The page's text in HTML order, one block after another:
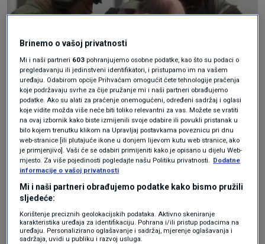
U Drnišu je danas održana komemoracija za
Luku Milovca. Od mladog Luke oprostili su se
članovi obitelji, prijatelji, profesori i brojni
građani koji su došli izraziti posljednju počast i
podršku njegovim najbližima.
Brinemo o vašoj privatnosti
Mi i naši partneri 603 pohranjujemo osobne podatke, kao što su podaci o
pregledavanju ili jedinstveni identifikatori, i pristupamo im na vašem
uređaju. Odabirom opcije Prihvaćam omogućit ćete tehnologije praćenja
koje podržavaju svrhe za čije pružanje mi i naši partneri obrađujemo
podatke. Ako su alati za praćenje onemogućeni, određeni sadržaj i oglasi
koje vidite možda više neće biti toliko relevantni za vas. Možete se vratiti
na ovaj izbornik kako biste izmijenili svoje odabire ili povukli pristanak u
bilo kojem trenutku klikom na Upravljaj postavkama poveznicu pri dnu
web-stranice [ili plutajuće ikone u donjem lijevom kutu web stranice, ako
je primjenjivo]. Vaši će se odabiri primijeniti kako je opisano u dijelu Web-
mjesto. Za više pojedinosti pogledajte našu Politiku privatnosti. Dodatne
informacije o vašoj privatnosti
Mi i naši partneri obrađujemo podatke kako bismo pružili
sljedeće:
Korištenje preciznih geolokacijskih podataka. Aktivno skeniranje
karakteristika uređaja za identifikaciju. Pohrana i/ili pristup podacima na
uređaju. Personalizirano oglašavanje i sadržaj, mjerenje oglašavanja i
sadržaja, uvidi u publiku i razvoj usluga.